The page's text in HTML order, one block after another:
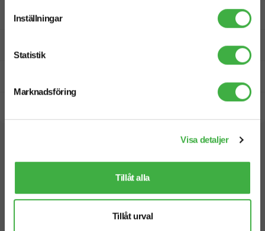
Inställningar
Statistik
Marknadsföring
Visa detaljer
Tillåt alla
Tillåt urval
Designskiss inom 1 h